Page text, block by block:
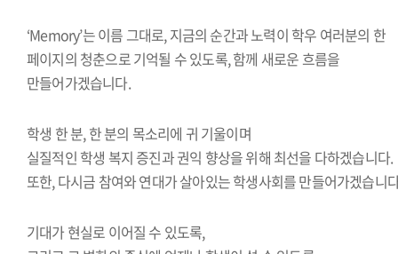
‘Memory’는 이름 그대로, 지금의 순간과 노력이 학우 여러분의 한
페이지의 청춘으로 기억될 수 있도록, 함께 새로운 흐름을
만들어가겠습니다.
학생 한 분, 한 분의 목소리에 귀 기울이며
실질적인 학생 복지 증진과 권익 향상을 위해 최선을 다하겠습니다.
또한, 다시금 참여와 연대가 살아있는 학생사회를 만들어가겠습니
기대가 현실로 이어질 수 있도록,